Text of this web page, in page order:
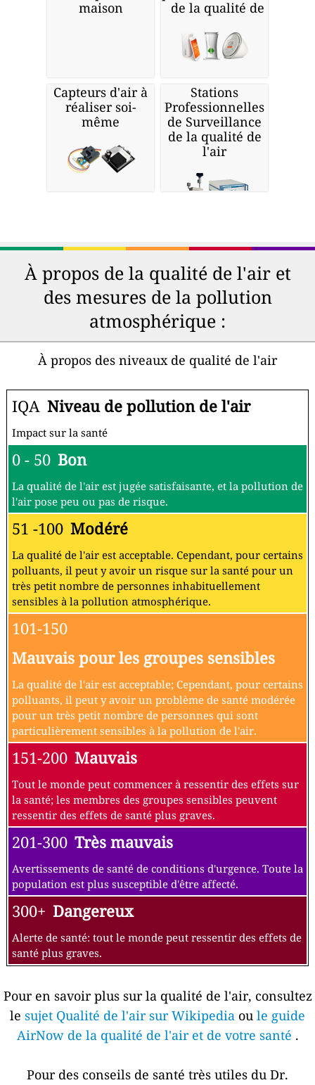
maison
de la qualité de l'air
Capteurs d'air à
réaliser soi-
même
Stations
Professionnelles
de Surveillance
de la qualité de
l'air
À propos de la qualité de l'air et
des mesures de la pollution
atmosphérique :
À propos des niveaux de qualité de l'air
IQA Niveau de pollution de l'air
Impact sur la santé
0 - 50 Bon
La qualité de l'air est jugée satisfaisante, et la pollution de
l'air pose peu ou pas de risque.
51 -100 Modéré
La qualité de l'air est acceptable. Cependant, pour certains
polluants, il peut y avoir un risque sur la santé pour un
très petit nombre de personnes inhabituellement
sensibles à la pollution atmosphérique.
101-150
Mauvais pour les groupes sensibles
La qualité de l'air est acceptable; Cependant, pour certains
polluants, il peut y avoir un problème de santé modérée
pour un très petit nombre de personnes qui sont
particulièrement sensibles à la pollution de l'air.
151-200 Mauvais
Tout le monde peut commencer à ressentir des effets sur
la santé; les membres des groupes sensibles peuvent
ressentir des effets de santé plus graves.
201-300 Très mauvais
Avertissements de santé de conditions d'urgence. Toute la
population est plus susceptible d'être affecté.
300+ Dangereux
Alerte de santé: tout le monde peut ressentir des effets de
santé plus graves.
Pour en savoir plus sur la qualité de l'air, consultez
le sujet Qualité de l'air sur Wikipedia ou le guide
AirNow de la qualité de l'air et de votre santé .
Pour des conseils de santé très utiles du Dr.